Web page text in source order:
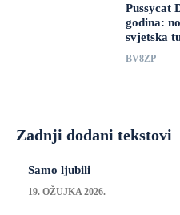
Pussycat
godina:
svjetska
BV8ZP
Zadnji dodani tekstovi
Samo ljubili
19. OŽUJKA 2026.